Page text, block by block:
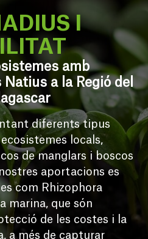
I
amb
a la Regió del
diferents tipus
locals,
de manglars i boscos
aportacions es
com Rhizophora
marina, que són
de les costes i la
a més de capturar